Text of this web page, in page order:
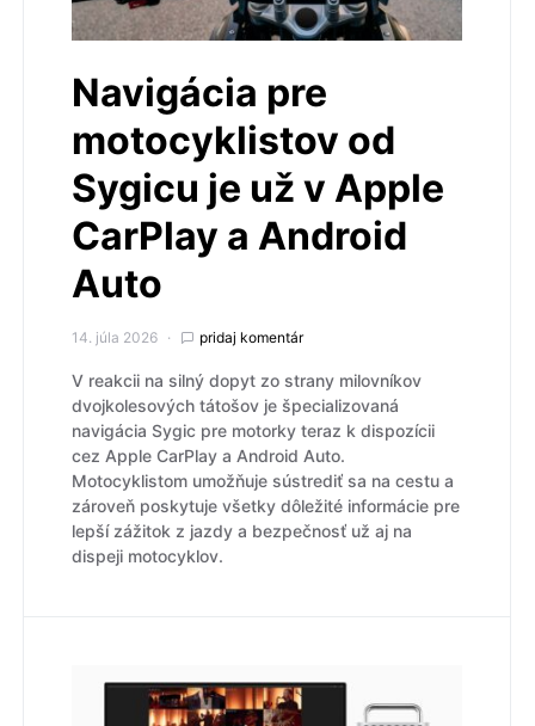
Navigácia pre
motocyklistov od
Sygicu je už v Apple
CarPlay a Android
Auto
14. júla 2026 pridaj komentár
V reakcii na silný dopyt zo strany milovníkov
dvojkolesových tátošov je špecializovaná
navigácia Sygic pre motorky teraz k dispozícii
cez Apple CarPlay a Android Auto.
Motocyklistom umožňuje sústrediť sa na cestu a
zároveň poskytuje všetky dôležité informácie pre
lepší zážitok z jazdy a bezpečnosť už aj na
dispeji motocyklov.